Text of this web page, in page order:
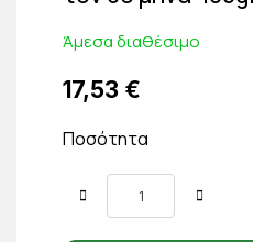
Άμεσα διαθέσιμο
17,53 €
Ποσότητα